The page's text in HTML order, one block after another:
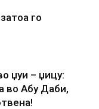
го
џуи – џицу:
во Абу Даби,